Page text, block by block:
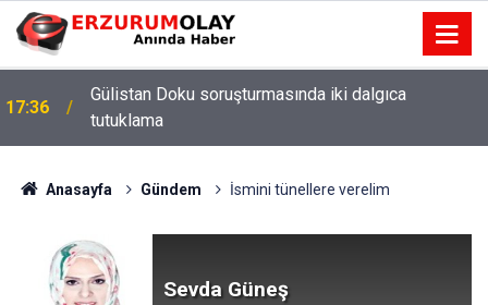
17:36
Gülistan Doku soruşturmasında iki dalgıca
tutuklama
12:29
Anasayfa Gündem İsmini tünellere verelim
Sevda Güneş